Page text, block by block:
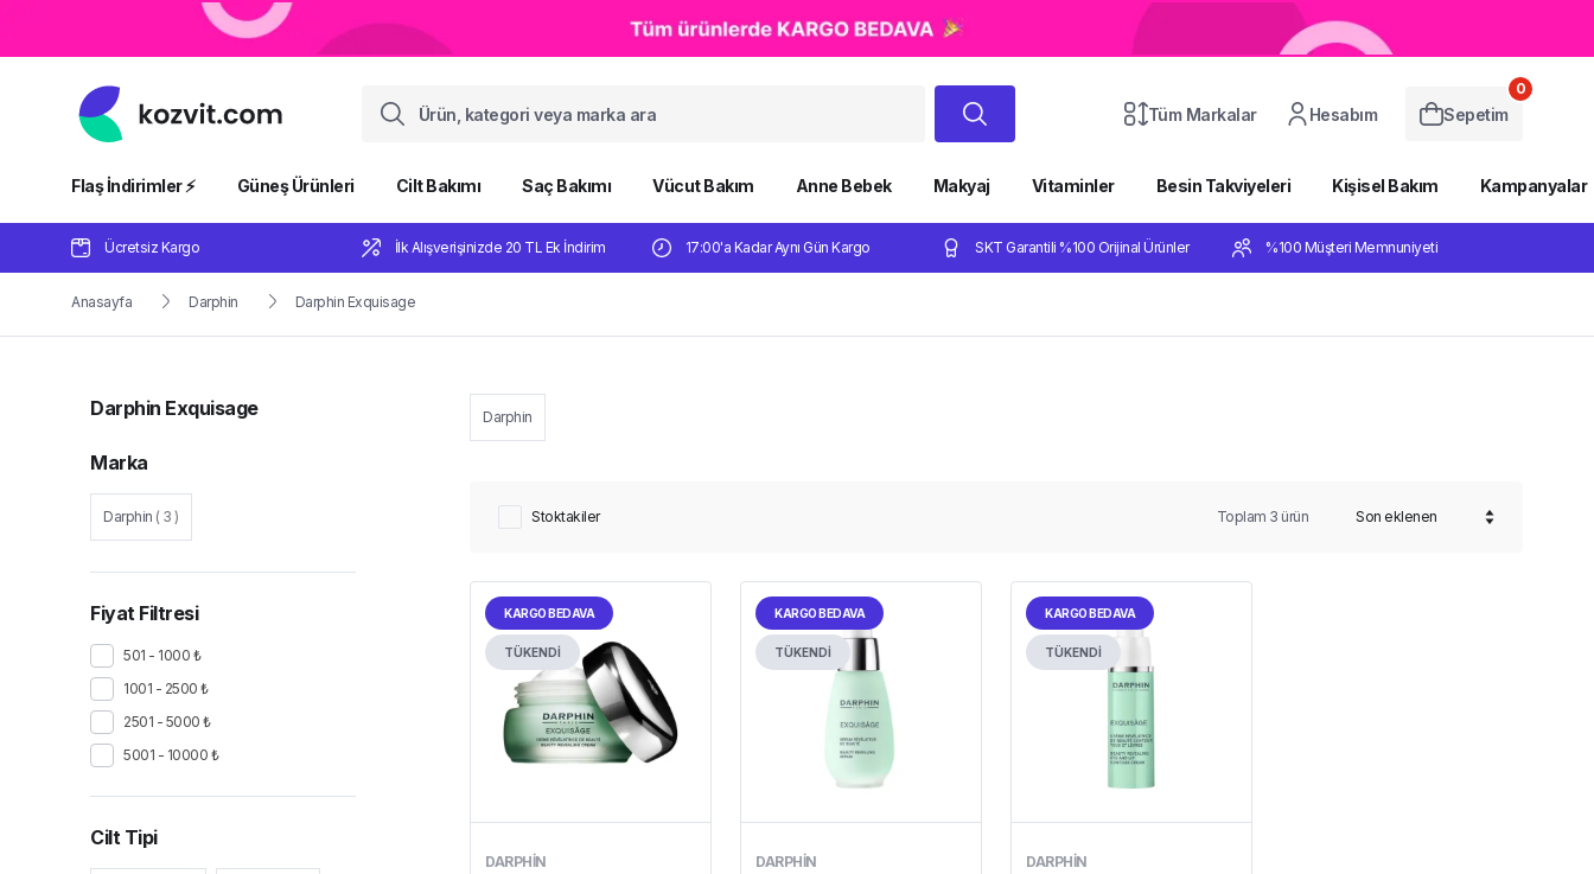
Tüm Markalar Hesabım Sepetim
0
Flaş İndirimler ⚡️ Güneş Ürünleri Cilt Bakımı Saç Bakımı Vücut Bakım Anne Bebek Makyaj Vitaminler Besin Takviyeleri Kişisel Bakım Kampanyalar
Ücretsiz Kargo İlk Alışverişinizde 20 TL Ek İndirim 17:00'a Kadar Aynı Gün Kargo SKT Garantili %100 Orijinal Ürünler %100 Müşteri Memnuniyeti
Anasayfa Darphin Darphin Exquisage
Darphin Exquisage
Marka
Darphin ( 3 )
Fiyat Filtresi
501 - 1000 ₺
1001 - 2500 ₺
2501 - 5000 ₺
5001 - 10000 ₺
Cilt Tipi
Darphin
Stoktakiler Toplam 3 ürün
KARGO BEDAVA
TÜKENDİ
DARPHIN
KARGO BEDAVA
TÜKENDİ
DARPHIN
KARGO BEDAVA
TÜKENDİ
DARPHIN